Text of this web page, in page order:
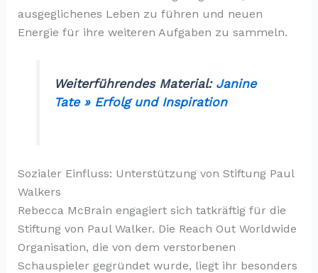
ausgeglichenes Leben zu führen und neuen
Energie für ihre weiteren Aufgaben zu sammeln.
Weiterführendes Material: Janine
Tate » Erfolg und Inspiration
Sozialer Einfluss: Unterstützung von Stiftung Paul
Walkers
Rebecca McBrain engagiert sich tatkräftig für die
Stiftung von Paul Walker. Die Reach Out Worldwide
Organisation, die von dem verstorbenen
Schauspieler gegründet wurde, liegt ihr besonders